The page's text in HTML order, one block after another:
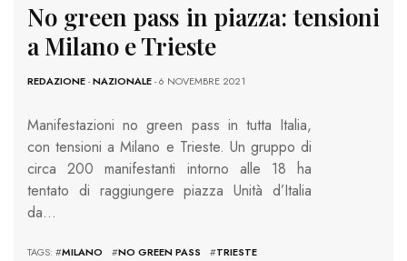
No green pass in piazza: tensioni
a Milano e Trieste
REDAZIONE-NAZIONALE- 6 NOVEMBRE 2021
Manifestazioni no green pass in tutta Italia,
con tensioni a Milano e Trieste. Un gruppo di
circa 200 manifestanti intorno alle 18 ha
tentato di raggiungere piazza Unità d’Italia
da…
TAGS: #MILANO #NO GREEN PASS #TRIESTE